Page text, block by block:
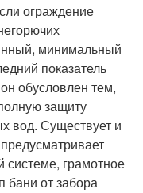
ограждение
минимальный
показатель
обусловлен тем,
защиту
вод. Существует и
системе, грамотное
бани от забора